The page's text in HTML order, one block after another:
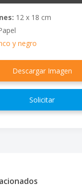
12 x 18 cm
y negro
Descargar Imagen
Solicitar